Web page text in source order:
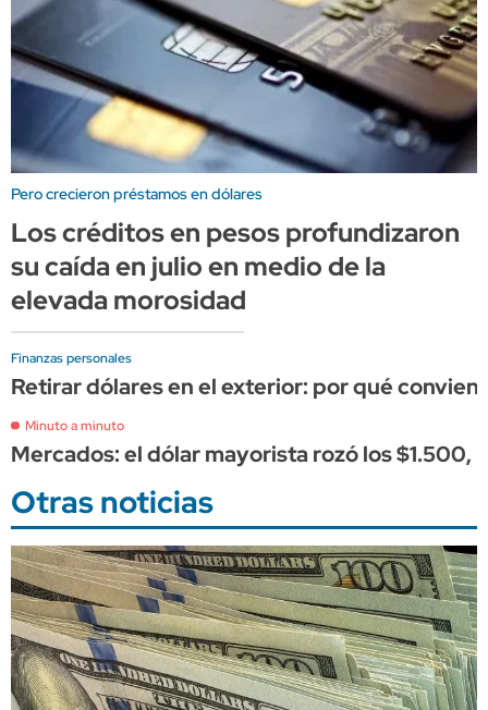
Pero crecieron préstamos en dólares
Los créditos en pesos profundizaron
su caída en julio en medio de la
elevada morosidad
Finanzas personales
Retirar dólares en el exterior: por qué
Minuto a minuto
Mercados: el dólar mayorista rozó los $1.500,
Otras noticias